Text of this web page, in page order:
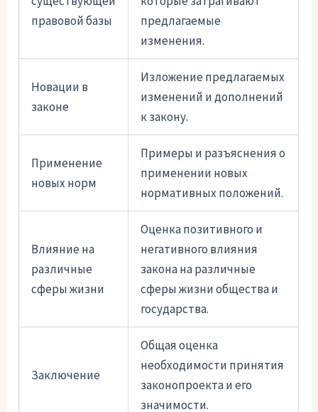
правовой базы
предлагаемые
изменения.
Новации в
законе
Изложение предлагаемых
изменений и дополнений
к закону.
Применение
новых норм
Примеры и разъяснения о
применении новых
нормативных положений.
Влияние на
различные
сферы жизни
Оценка позитивного и
негативного влияния
закона на различные
сферы жизни общества и
государства.
Заключение
Общая оценка
необходимости принятия
законопроекта и его
значимости.